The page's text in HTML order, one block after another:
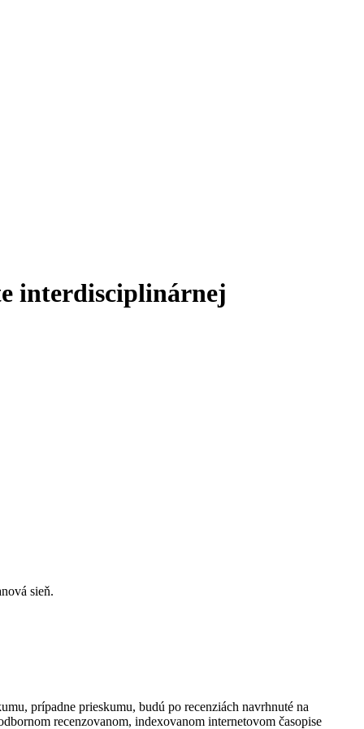
interdisciplinárnej
sieň.
prípadne prieskumu, budú po recenziách navrhnuté na
recenzovanom, indexovanom internetovom časopise